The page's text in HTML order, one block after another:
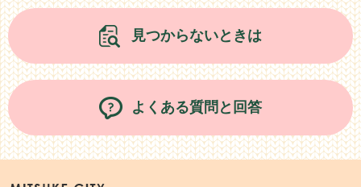
見つからないときは
よくある質問と回答